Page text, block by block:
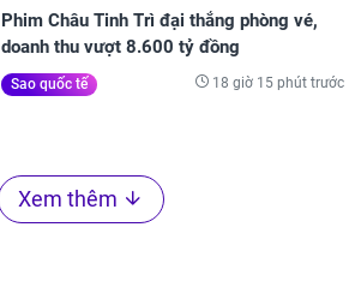
Phim Châu Tinh Trì đại thắng phòng vé,
doanh thu vượt 8.600 tỷ đồng
Sao quốc tế 18 giờ 15 phút trước
Xem thêm